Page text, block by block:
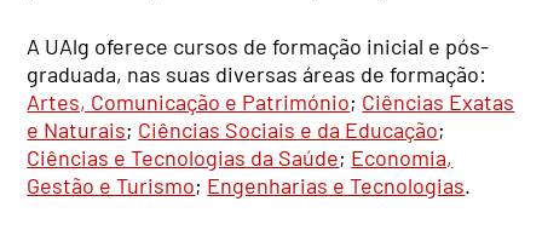
A UAlg oferece cursos de formação inicial e pós-
graduada, nas suas diversas áreas de formação:
Artes, Comunicação e Património; Ciências Exatas
e Naturais; Ciências Sociais e da Educação;
Ciências e Tecnologias da Saúde; Economia,
Gestão e Turismo; Engenharias e Tecnologias.